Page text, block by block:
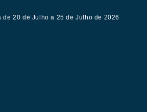
de 20 de Julho a 25 de Julho de 2026